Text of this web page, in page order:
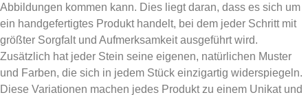
Abbildungen kommen kann. Dies liegt daran, dass es sich um
ein handgefertigtes Produkt handelt, bei dem jeder Schritt mit
größter Sorgfalt und Aufmerksamkeit ausgeführt wird.
Zusätzlich hat jeder Stein seine eigenen, natürlichen Muster
und Farben, die sich in jedem Stück einzigartig widerspiegeln.
Diese Variationen machen jedes Produkt zu einem Unikat und